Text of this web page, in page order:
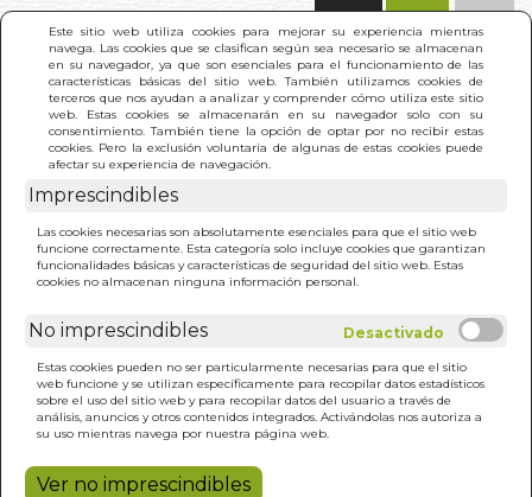
Este sitio web utiliza cookies para mejorar su experiencia mientras
navega. Las cookies que se clasifican según sea necesario se almacenan
en su navegador, ya que son esenciales para el funcionamiento de las
características básicas del sitio web. También utilizamos cookies de
terceros que nos ayudan a analizar y comprender cómo utiliza este sitio
web. Estas cookies se almacenarán en su navegador solo con su
consentimiento. También tiene la opción de optar por no recibir estas
cookies. Pero la exclusión voluntaria de algunas de estas cookies puede
afectar su experiencia de navegación.
Imprescindibles
Las cookies necesarias son absolutamente esenciales para que el sitio web
funcione correctamente. Esta categoría solo incluye cookies que garantizan
funcionalidades básicas y características de seguridad del sitio web. Estas
cookies no almacenan ninguna información personal.
No imprescindibles
Estas cookies pueden no ser particularmente necesarias para que el sitio
web funcione y se utilizan específicamente para recopilar datos estadísticos
sobre el uso del sitio web y para recopilar datos del usuario a través de
análisis, anuncios y otros contenidos integrados. Activándolas nos autoriza a
su uso mientras navega por nuestra página web.
Ver no imprescindibles
INICIO >